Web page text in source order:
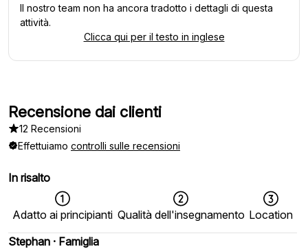
Il nostro team non ha ancora tradotto i dettagli di questa
attività.
Clicca qui per il testo in inglese
Recensione dai clienti
12 Recensioni
Effettuiamo controlli sulle recensioni
In risalto
Adatto ai principianti Qualità dell'insegnamento Location
Stephan · Famiglia